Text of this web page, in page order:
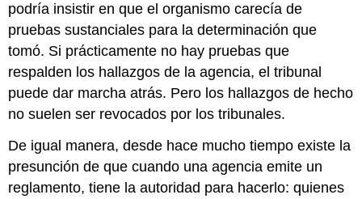
podría insistir en que el organismo carecía de
pruebas sustanciales para la determinación que
tomó. Si prácticamente no hay pruebas que
respalden los hallazgos de la agencia, el tribunal
puede dar marcha atrás. Pero los hallazgos de hecho
no suelen ser revocados por los tribunales.
De igual manera, desde hace mucho tiempo existe la
presunción de que cuando una agencia emite un
reglamento, tiene la autoridad para hacerlo: quienes